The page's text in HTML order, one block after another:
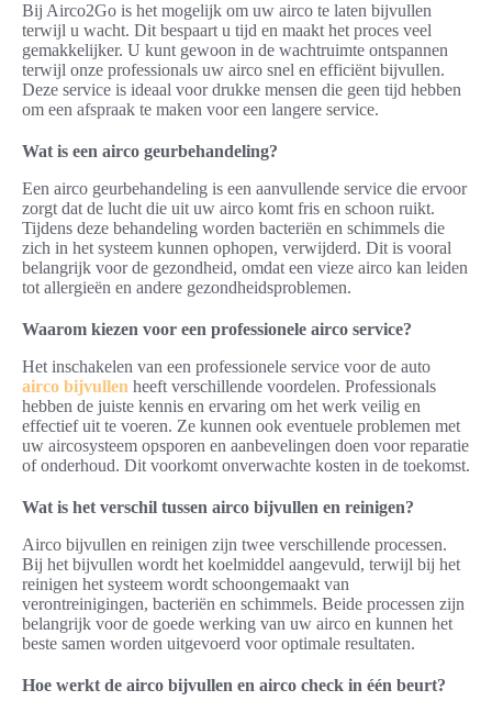
Bij Airco2Go is het mogelijk om uw airco te laten bijvullen
terwijl u wacht. Dit bespaart u tijd en maakt het proces veel
gemakkelijker. U kunt gewoon in de wachtruimte ontspannen
terwijl onze professionals uw airco snel en efficiënt bijvullen.
Deze service is ideaal voor drukke mensen die geen tijd hebben
om een afspraak te maken voor een langere service.
Wat is een airco geurbehandeling?
Een airco geurbehandeling is een aanvullende service die ervoor
zorgt dat de lucht die uit uw airco komt fris en schoon ruikt.
Tijdens deze behandeling worden bacteriën en schimmels die
zich in het systeem kunnen ophopen, verwijderd. Dit is vooral
belangrijk voor de gezondheid, omdat een vieze airco kan leiden
tot allergieën en andere gezondheidsproblemen.
Waarom kiezen voor een professionele airco service?
Het inschakelen van een professionele service voor de auto
airco bijvullen heeft verschillende voordelen. Professionals
hebben de juiste kennis en ervaring om het werk veilig en
effectief uit te voeren. Ze kunnen ook eventuele problemen met
uw aircosysteem opsporen en aanbevelingen doen voor reparatie
of onderhoud. Dit voorkomt onverwachte kosten in de toekomst.
Wat is het verschil tussen airco bijvullen en reinigen?
Airco bijvullen en reinigen zijn twee verschillende processen.
Bij het bijvullen wordt het koelmiddel aangevuld, terwijl bij het
reinigen het systeem wordt schoongemaakt van
verontreinigingen, bacteriën en schimmels. Beide processen zijn
belangrijk voor de goede werking van uw airco en kunnen het
beste samen worden uitgevoerd voor optimale resultaten.
Hoe werkt de airco bijvullen en airco check in één beurt?